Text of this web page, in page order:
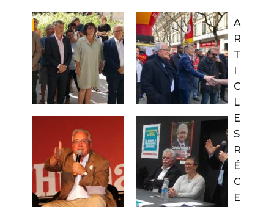
A
R
T
I
C
L
E
S
R
É
C
E